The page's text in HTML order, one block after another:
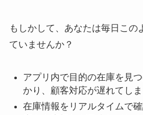
もしかして、あなたは毎日この
ていませんか？
アプリ内で目的の在庫を見
かり、顧客対応が遅れてしま
在庫情報をリアルタイムで